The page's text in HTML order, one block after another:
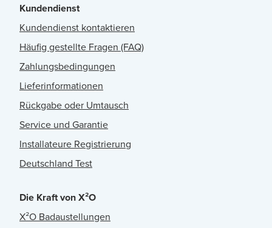
Kundendienst
Kundendienst kontaktieren
Häufig gestellte Fragen (FAQ)
Zahlungsbedingungen
Lieferinformationen
Rückgabe oder Umtausch
Service und Garantie
Installateure Registrierung
Deutschland Test
Die Kraft von X²O
X²O Badaustellungen